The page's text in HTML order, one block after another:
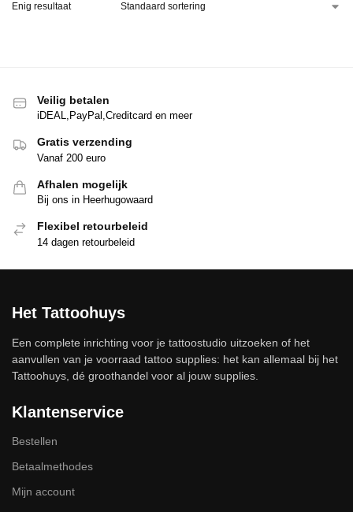
Enig resultaat
Veilig betalen
iDEAL,PayPal,Creditcard en meer
Gratis verzending
Vanaf 200 euro
Afhalen mogelijk
Bij ons in Heerhugowaard
Flexibel retourbeleid
14 dagen retourbeleid
Het Tattoohuys
Een complete inrichting voor je tattoostudio uitzoeken of het
aanvullen van je voorraad tattoo supplies: het kan allemaal bij het
Tattoohuys, dé groothandel voor al jouw supplies.
Klantenservice
Bestellen
Betaalmethodes
Mijn account